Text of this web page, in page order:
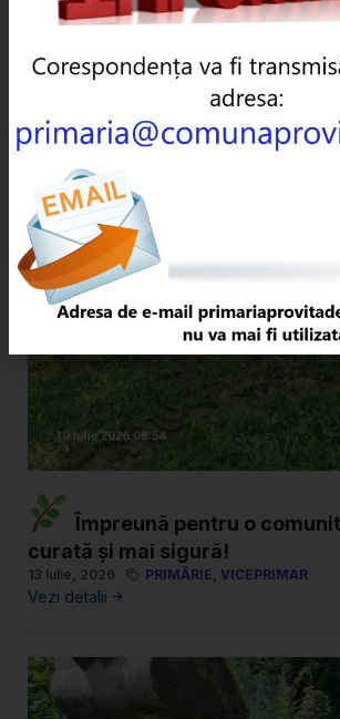
Împreună pentru o
curată și mai sigură!
13 Iulie, 2026 PRIMĂRIE, VICEPRIMAR
Vezi detalii